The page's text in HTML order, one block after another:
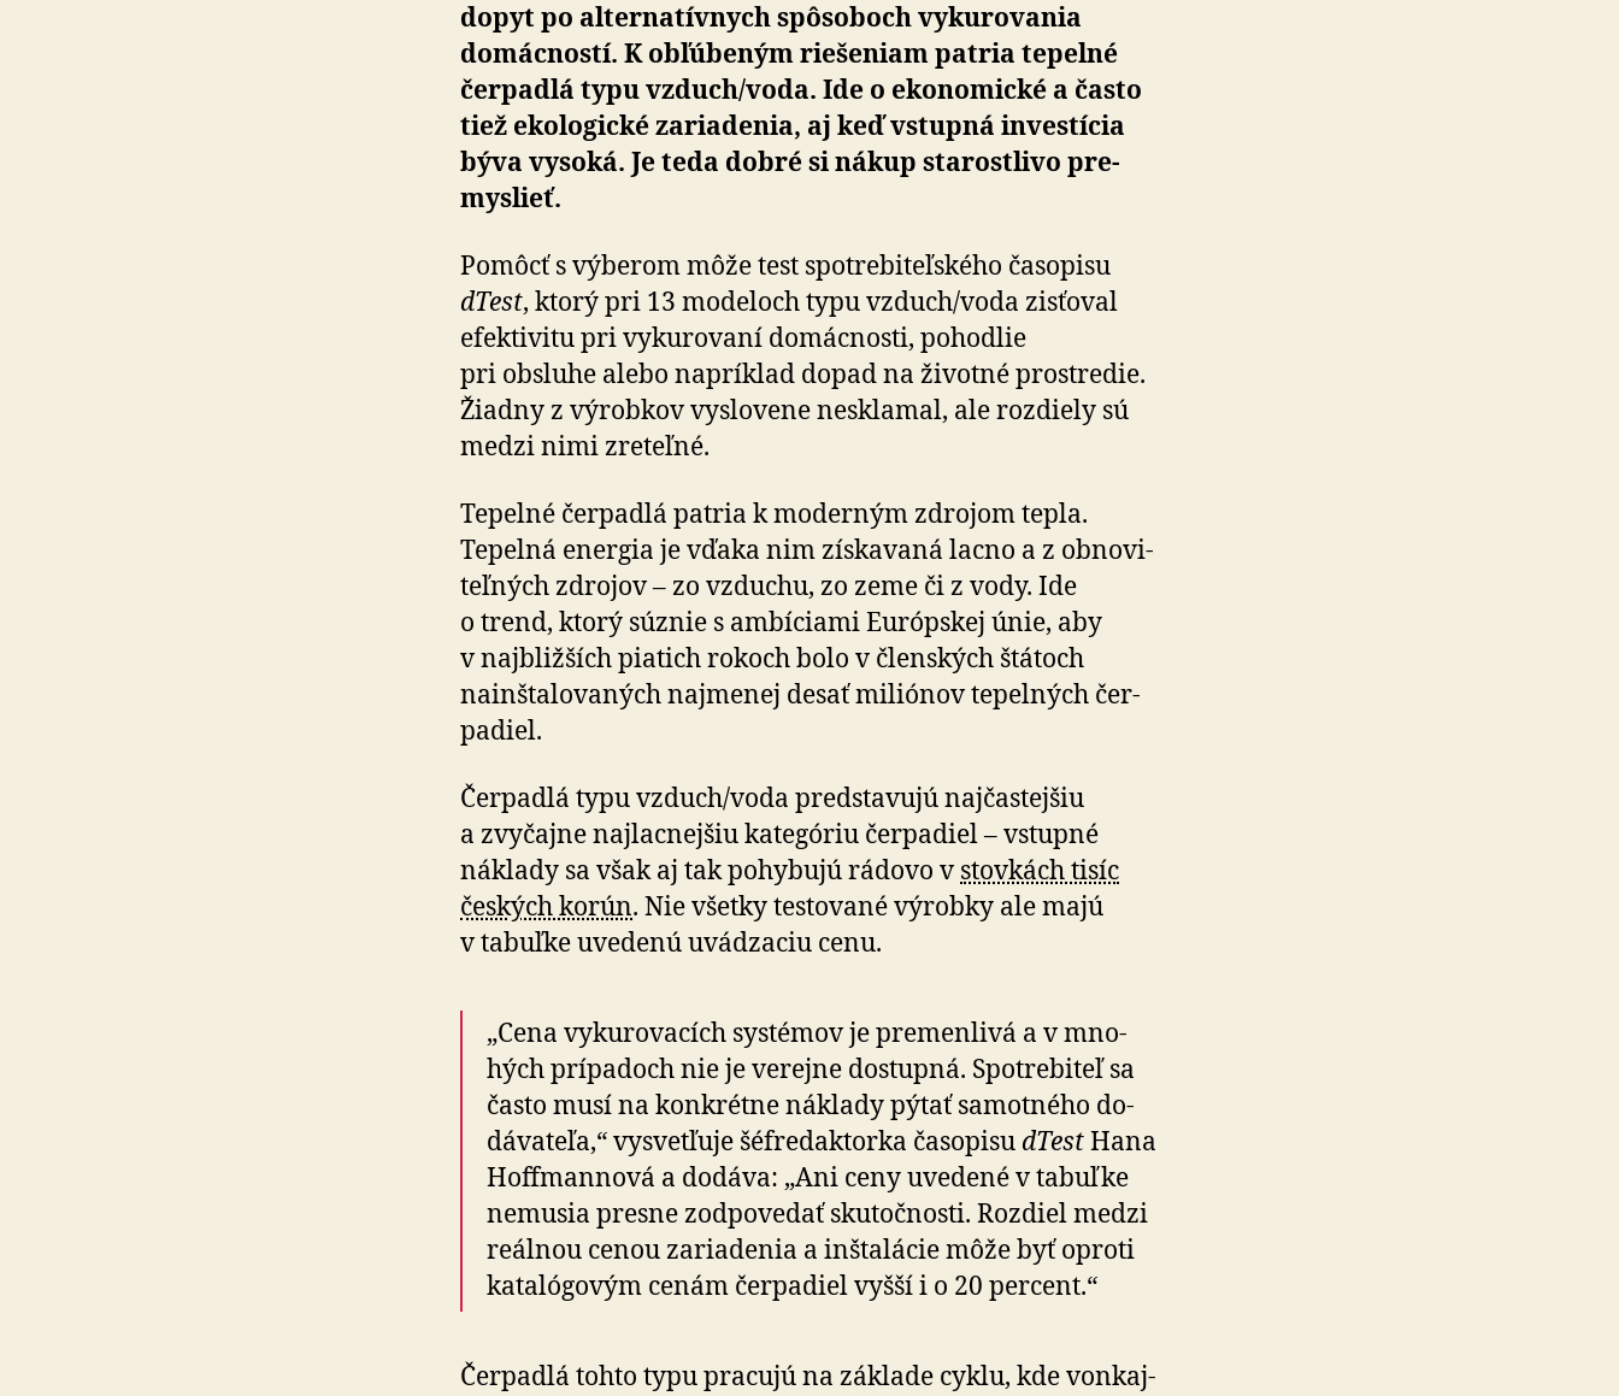
dopyt po alter­na­tív­nych spô­so­boch vy­ku­ro­va­nia
domác­ností. K obľú­be­ným rie­še­niam patria tepelné
čerpadlá typu vzduch/voda. Ide o eko­no­mické a často
tiež eko­lo­gické za­ria­denia, aj keď vstupná inves­tícia
býva vysoká. Je teda dobré si nákup starostlivo pre­
myslieť.
Pomôcť s výberom môže test spotrebiteľského časopisu
dTest, ktorý pri 13 modeloch typu vzduch/voda zisťoval
efektivitu pri vy­ku­ro­vaní domác­nosti, pohodlie
pri obsluhe alebo napríklad dopad na ži­votné prostredie.
Žiadny z vý­robkov vyslo­vene neskla­mal, ale rozdiely sú
medzi nimi zre­teľné.
Tepelné čerpadlá patria k moderným zdrojom tepla.
Tepelná energia je vďaka nim získa­vaná lacno a z ob­no­vi­
teľ­ných zdrojov – zo vzduchu, zo zeme či z vody. Ide
o trend, ktorý súznie s am­bí­ciami Európskej únie, aby
v naj­bliž­ších piatich rokoch bolo v členských štátoch
nainšta­lo­va­ných naj­me­nej desať miliónov tepelných čer­
pa­diel.
Čerpadlá typu vzduch/voda predstavujú naj­čas­tejšiu
a zvy­čajne naj­lac­nejšiu kate­góriu čer­pa­diel – vstupné
náklady sa však aj tak po­hy­bujú rádovo v stovkách tisíc
českých korún. Nie všetky testo­vané výrobky ale majú
v ta­buľ­ke uve­denú uvá­dza­ciu cenu.
„Cena vykurovacích systémov je premenlivá a v mno­
hých prí­pa­doch nie je verejne dostupná. Spotre­bi­teľ sa
často musí na kon­krétne náklady pýtať sa­mot­ného do­
dá­va­teľa,“ vysvetľuje šéf­re­dak­torka ča­so­pisu dTestHana
Hoffmannová a do­dáva: „Ani ceny uvedené v tabuľke
nemusia presne zodpo­ve­dať sku­toč­nosti. Rozdiel medzi
reálnou cenou zaria­denia a inšta­lácie môže byť oproti
kata­ló­govým cenám čer­pa­diel vyšší i o 20 percent.“
Čerpadlá tohto typu pracujú na základe cyklu, kde von­kaj­